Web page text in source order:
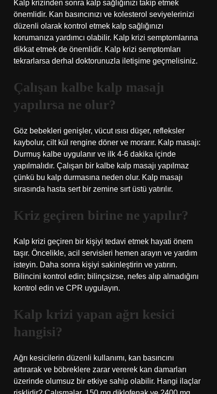
Kalp krizinden sonra kalp sağlığınızı takip etmek
önemlidir. Kan basıncınızı ve kolesterol seviyelerinizi
düzenli olarak kontrol etmek kalp sağlığınızı
korumanıza yardımcı olabilir. Kalp krizi semptomlarına
dikkat etmek de önemlidir. Kalp krizi semptomları
tekrarlarsa derhal doktorunuzla iletişime geçmelisiniz.
Çalışan kalbe kalp masajı
yapılırsa ne olur?
Göz bebekleri genişler, vücut ısısı düşer, refleksler
kaybolur, cilt kül rengine döner ve morarır. Kalp masajı:
Durmuş kalbe uygulanır ve ilk 4-6 dakika içinde
yapılmalıdır. Çalışan bir kalbe kalp masajı yapılmaz
çünkü bu kalp durmasına neden olur. Kalp masajı
sırasında hasta sert bir zemine sırt üstü yatırılır.
Kriz geçiren birine ne yapılır?
Kalp krizi geçiren bir kişiyi tedavi etmek hayati önem
taşır. Öncelikle, acil servisleri hemen arayın ve yardım
isteyin. Daha sonra kişiyi sakinleştirin ve yatırın.
Bilincini kontrol edin; bilinçsizse, nefes alıp almadığını
kontrol edin ve CPR uygulayın.
Kalp krizi yapan ağrı kesici
hangisi?
Ağrı kesicilerin düzenli kullanımı, kan basıncını
artırarak ve böbreklere zarar vererek kan damarları
üzerinde olumsuz bir etkiye sahip olabilir. Hangi ilaçlar